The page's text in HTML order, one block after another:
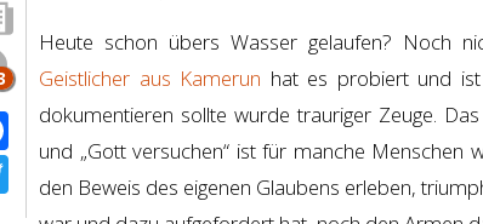
Facebook
Twitter
Heute schon übers Wasser gelaufen? Noch
Geistlicher aus Kamerun hat es probiert und
dokumentieren sollte wurde trauriger Zeuge.
und „Gott versuchen“ ist für manche Menschen
den Beweis des eigenen Glaubens erleben,